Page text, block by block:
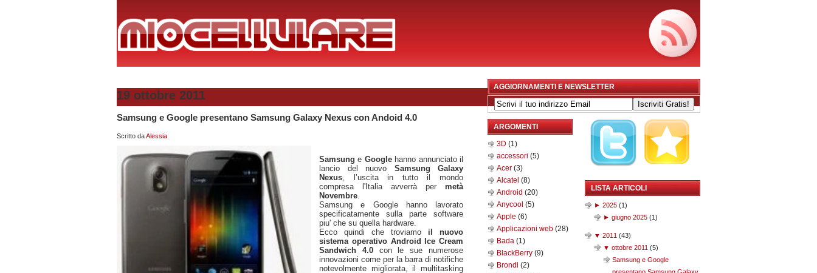
19 ottobre 2011
Samsung e Google presentano Samsung Galaxy Nexus con Andoid 4.0
Scritto daAlessia
Samsunge Googlehanno annunciato il
lancio del nuovo Samsung Galaxy
Nexus , l’uscita in tutto il mondo
compresa l'Italia avverrà per metà
Novembre
Samsung e Google hanno lavorato
specificatamente sulla parte software
piu' che su quella hardware.
Ecco quindi che troviamo il nuovo
sistema operativo Android Ice Cream
Sandwich 4.0 con le sue numerose
innovazioni come per la barra di notifiche
notevolmente migliorata, il multitasking
AGGIORNAMENTI E NEWSLETTER
ARGOMENTI
3D (1)
accessori (5)
Acer (3)
Alcatel (8)
Android (20)
Anycool (5)
Apple (6)
Applicazioni web (28)
Bada (1)
BlackBerry (9)
Brondi (2)
LISTA ARTICOLI
► 2025 (1)
► giugno 2025 (1)
▼ 2011 (43)
▼ ottobre 2011 (5)
Samsung e Google